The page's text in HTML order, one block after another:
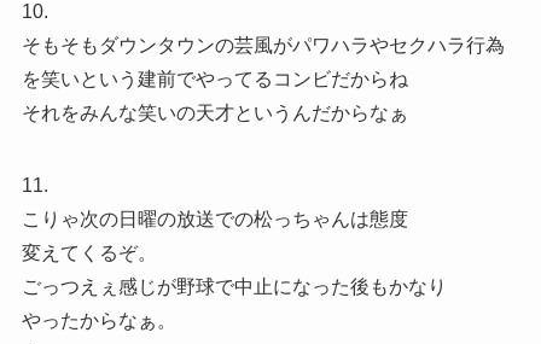
10.
そもそもダウンタウンの芸風がパワハラやセクハラ行為
を笑いという建前でやってるコンビだからね
それをみんな笑いの天才というんだからなぁ
11.
こりゃ次の日曜の放送での松っちゃんは態度
変えてくるぞ。
ごっつえぇ感じが野球で中止になった後もかなり
やったからなぁ。